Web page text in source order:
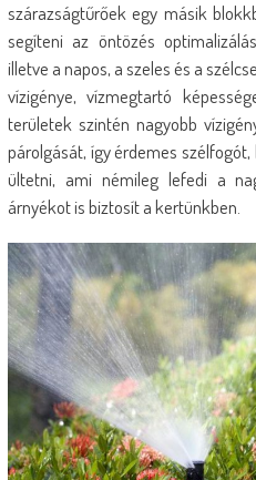
szárazságtűrőek egy másik
segíteni az öntözés
illetve a napos, a szeles és a
vízigénye, vízmegtartó
területek szintén nagyobb
párolgását, így érdemes
ültetni, ami némileg lefedi a
árnyékot is biztosít a kertünkben.